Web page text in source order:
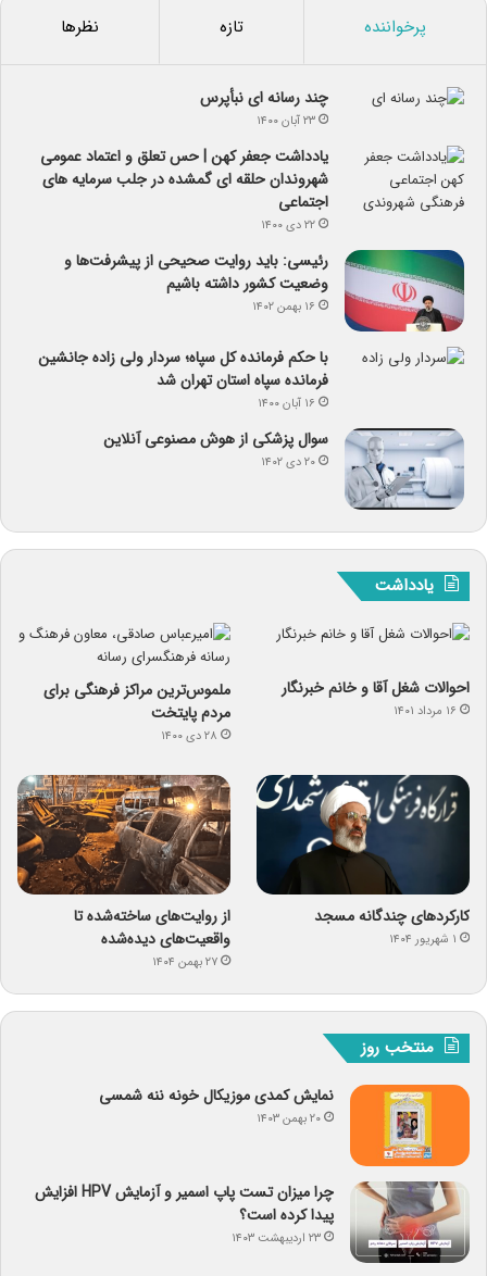
پرخواننده تازه نظرها
چند رسانه ای نبأپرس
۲۳ آبان ۱۴۰۰
یادداشت جعفر کهن | حس تعلق و اعتماد عمومی
شهروندان حلقه ای گمشده در جلب سرمایه های
اجتماعی
۲۲ دی ۱۴۰۰
رئیسی: باید روایت صحیحی از پیشرفت‌ها و
وضعیت کشور داشته باشیم
۱۶ بهمن ۱۴۰۲
با حکم فرمانده کل سپاه؛ سردار ولی زاده جانشین
فرمانده سپاه استان تهران شد
۱۶ آبان ۱۴۰۰
سوال پزشکی از هوش مصنوعی آنلاین
۲۰ دی ۱۴۰۲
یادداشت
احوالات شغل آقا و خانم خبرنگار
۱۶ مرداد ۱۴۰۱
ملموس‌ترین مراکز فرهنگی برای
مردم پایتخت
۲۸ دی ۱۴۰۰
کارکردهای چندگانه مسجد
۱ شهریور ۱۴۰۴
از روایت‌های ساخته‌شده تا
واقعیت‌های دیده‌شده
۲۷ بهمن ۱۴۰۴
منتخب روز
نمایش کمدی موزیکال خونه ننه شمسی
۲۰ بهمن ۱۴۰۳
چرا میزان تست پاپ اسمیر و آزمایش HPV افزایش
پیدا کرده است؟
۲۳ اردیبهشت ۱۴۰۳